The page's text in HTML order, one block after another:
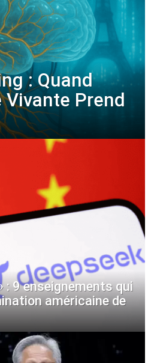
: Quand
Vivante Prend
: 9 enseignements qui
américaine de